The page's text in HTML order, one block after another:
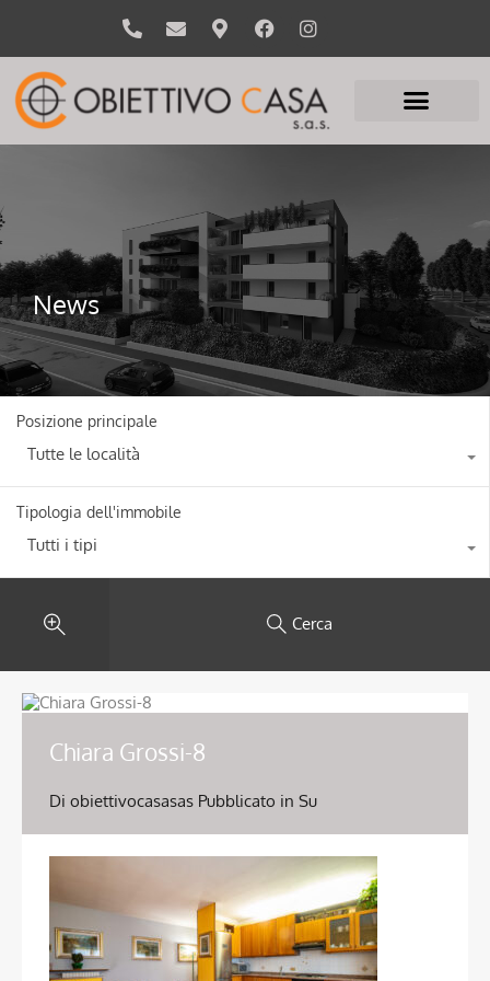
News
Posizione principale
Tutte le località
Tipologia dell'immobile
Tutti i tipi
Cerca
Chiara Grossi-8
Di obiettivocasasas Pubblicato in Su